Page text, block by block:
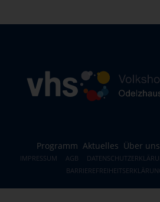
Programm Aktuelles Über uns
IMPRESSUM AGB